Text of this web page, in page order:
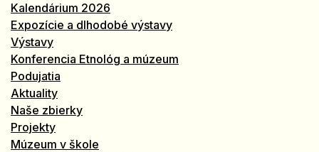
Kalendárium 2026
Expozície a dlhodobé výstavy
Výstavy
Konferencia Etnológ a múzeum
Podujatia
Aktuality
Naše zbierky
Projekty
Múzeum v škole